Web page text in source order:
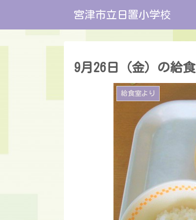
宮津市立日置小学校
9月26日（金）の給食
給食室より